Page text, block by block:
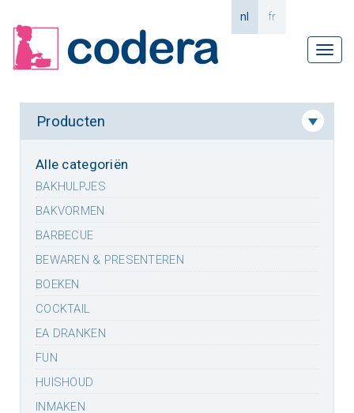
nl fr
Producten
Alle categoriën
BAKHULPJES
BAKVORMEN
BARBECUE
BEWAREN & PRESENTEREN
BOEKEN
COCKTAIL
EA DRANKEN
FUN
HUISHOUD
INMAKEN